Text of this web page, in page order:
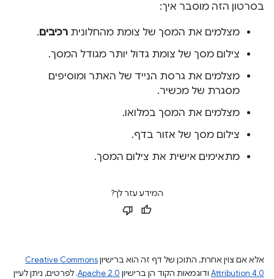
בסרטון הזה מוסבר איך:
מצלמים את המסך של צומת מהחלונית רכיבים.
צילום מסך של צומת גדול יותר מגודל המסך.
מצלמים את גרסת הנייד של האתר ומוסיפים
מסגרת של מכשיר.
מצלמים את המסך במלואו.
צילום מסך של אזור בדף.
מתאימים אישית את צילום המסך.
המידע עזר לך?
אלא אם צוין אחרת, התוכן של דף זה הוא ברישיוןCreative Commons
Attribution 4.0 ודוגמאות הקוד הן ברישיון Apache 2.0. לפרטים, ניתן לעיין